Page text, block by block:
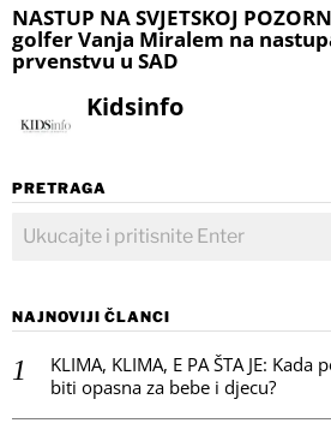
NASTUP NA SVJETSKOJ
golfer Vanja Miralem na
prvenstvu u SAD
Kidsinfo
PRETRAGA
NAJNOVIJI ČLANCI
KLIMA, KLIMA, E PA ŠTA JE:
biti opasna za bebe i djecu?